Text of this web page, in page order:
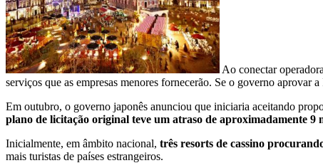
Ao conectar
serviços que as empresas menores fornecerão. Se o governo
Em outubro, o governo japonês anunciou que iniciaria aceitando
plano de licitação original teve um atraso de aproximadamente 9
Inicialmente, em âmbito nacional, três resorts de cassino
mais turistas de países estrangeiros.